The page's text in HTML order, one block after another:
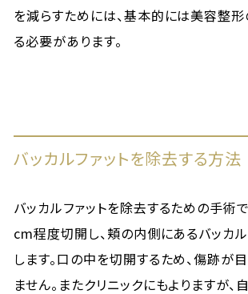
を減らすためには、基本的には美容整
る必要があります。
バッカルファットを除去する方法
バッカルファットを除去するための手術
cm程度切開し、頬の内側にあるバッカル
します。口の中を切開するため、傷跡が
ません。またクリニックにもよりますが